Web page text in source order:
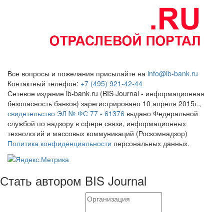
Все вопросы и пожелания присылайте на info@ib-bank.ru
Контактный телефон: +7 (495) 921-42-44
Сетевое издание ib-bank.ru (BIS Journal - информационная
безопасность банков) зарегистрировано 10 апреля 2015г.,
свидетельство ЭЛ № ФС 77 - 61376 выдано Федеральной
службой по надзору в сфере связи, информационных
технологий и массовых коммуникаций (Роскомнадзор)
Политика конфиденциальности персональных данных.
Стать автором BIS Journal